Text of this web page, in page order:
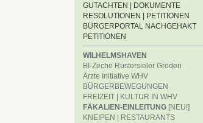
GUTACHTEN | DOKUMENTE
RESOLUTIONEN | PETITIONEN
BÜRGERPORTAL NACHGEHAKT
PETITIONEN
WILHELMSHAVEN
BI-Zeche Rüstersieler Groden
Ärzte Initiative WHV
BÜRGERBEWEGUNGEN
FREIZEIT | KULTUR IN WHV
FÄKALIEN-EINLEITUNG [NEU!]
KNEIPEN | RESTAURANTS